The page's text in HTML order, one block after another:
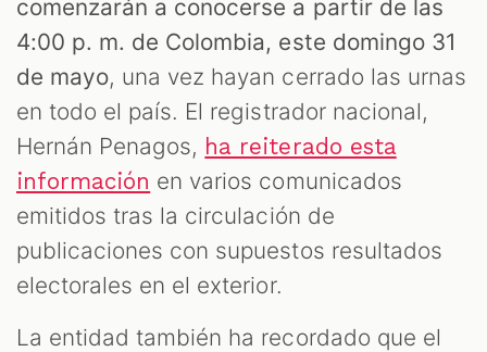
comenzarán a conocerse a partir de las
4:00 p. m. de Colombia, este domingo 31
de mayo, una vez hayan cerrado las urnas
en todo el país. El registrador nacional,
Hernán Penagos, ha reiterado esta
información en varios comunicados
emitidos tras la circulación de
publicaciones con supuestos resultados
electorales en el exterior.
La entidad también ha recordado que el